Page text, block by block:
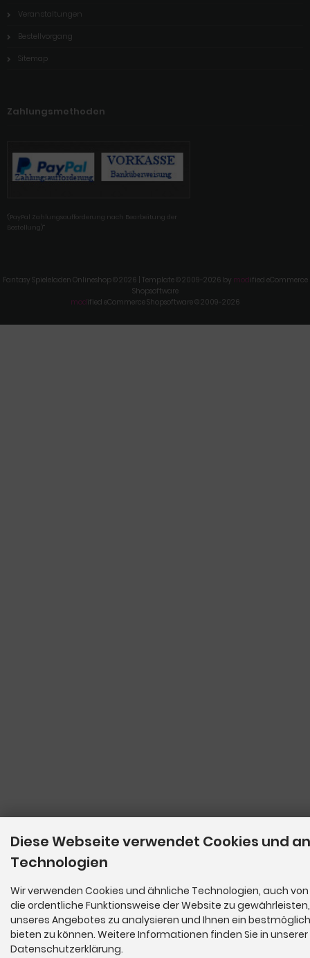
Veranstaltungen
Bestellvorgang
Sitemap
Zahlungsmethoden
'(PayPal Zahlungsaufforderung nach Bearbeitung der
Bestellung)'"
Fantasy Spieleladen Onlineshop © 2026 | Template © 2009-2026 by modified eCommerce
Shopsoftware
modified eCommerce Shopsoftware © 2009-2026
Diese Webseite verwendet Cookies und
Technologien
Wir verwenden Cookies und ähnliche Technologien, auch
die ordentliche Funktionsweise der Website zu
unseres Angebotes zu analysieren und Ihnen ein
bieten zu können. Weitere Informationen finden Sie in unserer
Datenschutzerklärung.